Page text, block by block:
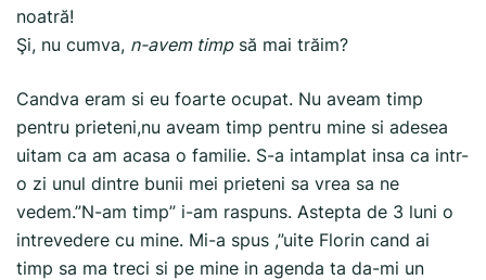
noatră!
Şi, nu cumva, n-avem timpsă mai trăim?
Candva eram si eu foarte ocupat. Nu aveam timp
pentru prieteni,nu aveam timp pentru mine si adesea
uitam ca am acasa o familie. S-a intamplat insa ca intr-
o zi unul dintre bunii mei prieteni sa vrea sa ne
vedem.”N-am timp” i-am raspuns. Astepta de 3 luni o
intrevedere cu mine. Mi-a spus ,”uite Florin cand ai
timp sa ma treci si pe mine in agenda ta da-mi un